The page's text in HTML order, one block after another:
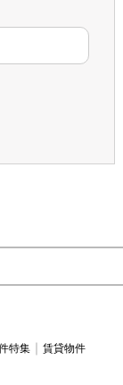
特集 賃貸物件